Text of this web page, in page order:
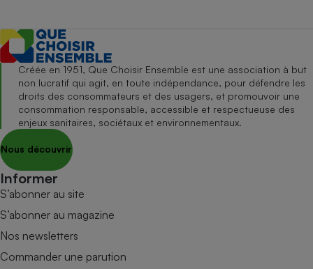
Créée en 1951, Que Choisir Ensemble est une association à but
non lucratif qui agit, en toute indépendance, pour défendre les
droits des consommateurs et des usagers, et promouvoir une
consommation responsable, accessible et respectueuse des
enjeux sanitaires, sociétaux et environnementaux.
Nous découvrir
Informer
S’abonner au site
S’abonner au magazine
Nos newsletters
Commander une parution